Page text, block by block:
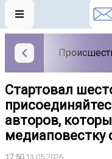
Стартовал
авторов,
медиаповестку
17:5013.05.2026